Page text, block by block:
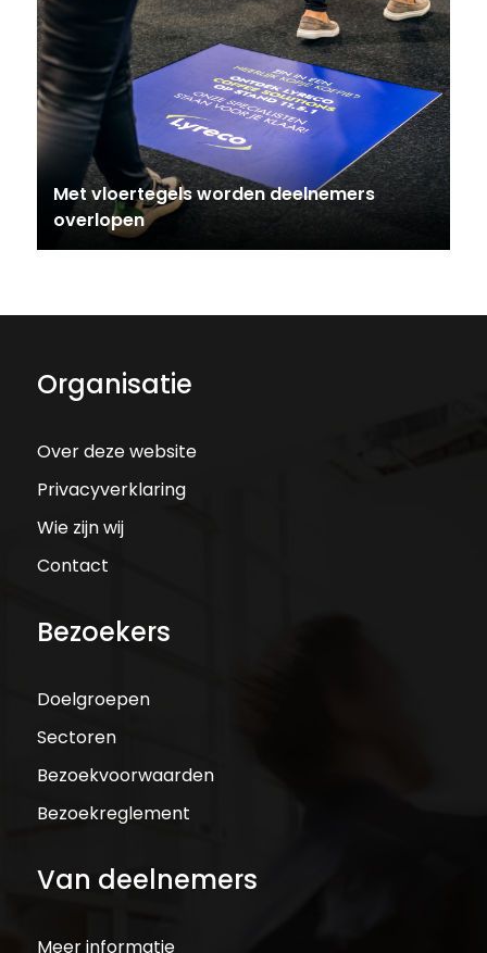
Met vloertegels worden deelnemers
overlopen
Organisatie
Over deze website
Privacyverklaring
Wie zijn wij
Contact
Bezoekers
Doelgroepen
Sectoren
Bezoekvoorwaarden
Bezoekreglement
Van deelnemers
Meer informatie